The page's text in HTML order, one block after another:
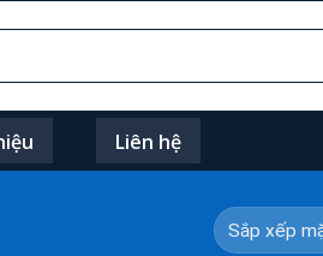
Liên hệ